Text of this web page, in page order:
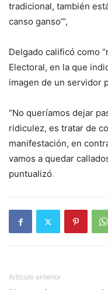
tradicional, también
canso ganso’”,
Delgado calificó como
Electoral, en la que
imagen de un servidor
“No queríamos dejar
ridiculez, es tratar de
manifestación, en
vamos a quedar
puntualizó.
Artículo anterior